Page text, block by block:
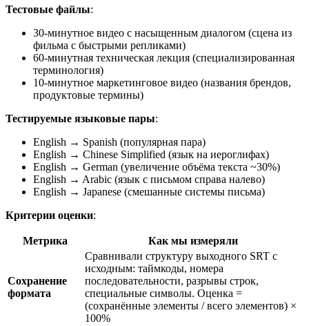
Тестовые файлы:
30-минутное видео с насыщенным диалогом (сцена из
фильма с быстрыми репликами)
60-минутная техническая лекция (специализированная
терминология)
10-минутное маркетинговое видео (названия брендов,
продуктовые термины)
Тестируемые языковые пары:
English → Spanish (популярная пара)
English → Chinese Simplified (язык на иероглифах)
English → German (увеличение объёма текста ~30%)
English → Arabic (язык с письмом справа налево)
English → Japanese (смешанные системы письма)
Критерии оценки:
Метрика Как мы измеряли
Сохранение
формата
Сравнивали структуру выходного SRT с
исходным: таймкоды, номера
последовательности, разрывы строк,
специальные символы. Оценка =
(сохранённые элементы / всего элементов) ×
100%